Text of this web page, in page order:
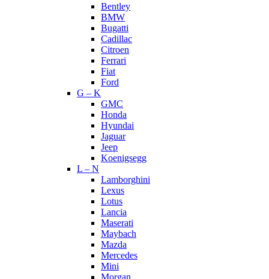
Bentley
BMW
Bugatti
Cadillac
Citroen
Ferrari
Fiat
Ford
G – K
GMC
Honda
Hyundai
Jaguar
Jeep
Koenigsegg
L – N
Lamborghini
Lexus
Lotus
Lancia
Maserati
Maybach
Mazda
Mercedes
Mini
Morgan